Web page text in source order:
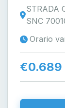
STRADA
SNC
Orario
€0.689